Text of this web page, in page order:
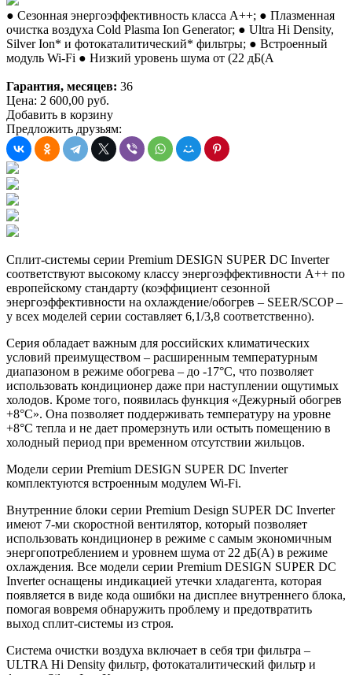
● Сезонная энергоэффективность класса А++; ● Плазменная
очистка воздуха Cold Plasma Ion Generator; ● Ultra Hi Density,
Silver Ion* и фотокаталитический* фильтры; ● Встроенный
модуль Wi-Fi ● Низкий уровень шума от (22 дБ(А
Гарантия, месяцев: 36
Цена: 2 600,00 руб.
Добавить в корзину
Предложить друзьям:
Сплит-системы серии Premium DESIGN SUPER DC Inverter
соответствуют высокому классу энергоэффективности A++ по
европейскому стандарту (коэффициент сезонной
энергоэффективности на охлаждение/обогрев – SEER/SCOP –
у всех моделей серии составляет 6,1/3,8 соответственно).
Серия обладает важным для российских климатических
условий преимуществом – расширенным температурным
диапазоном в режиме обогрева – до -17°С, что позволяет
использовать кондиционер даже при наступлении ощутимых
холодов. Кроме того, появилась функция «Дежурный обогрев
+8°С». Она позволяет поддерживать температуру на уровне
+8°С тепла и не дает промерзнуть или остыть помещению в
холодный период при временном отсутствии жильцов.
Модели серии Premium DESIGN SUPER DC Inverter
комплектуются встроенным модулем Wi-Fi.
Внутренние блоки серии Premium Design SUPER DC Inverter
имеют 7-ми скоростной вентилятор, который позволяет
использовать кондиционер в режиме с самым экономичным
энергопотреблением и уровнем шума от 22 дБ(A) в режиме
охлаждения. Все модели серии Premium DESIGN SUPER DC
Inverter оснащены индикацией утечки хладагента, которая
появляется в виде кода ошибки на дисплее внутреннего блока,
помогая вовремя обнаружить проблему и предотвратить
выход сплит-системы из строя.
Система очистки воздуха включает в себя три фильтра –
ULTRA Hi Density фильтр, фотокаталитический фильтр и